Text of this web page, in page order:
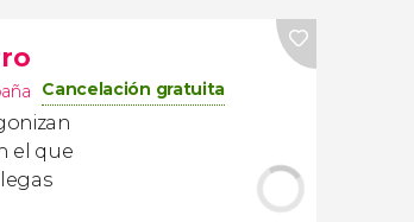
Cancelación gratuita
el que